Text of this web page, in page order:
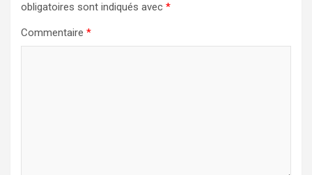
obligatoires sont indiqués avec *
Commentaire *